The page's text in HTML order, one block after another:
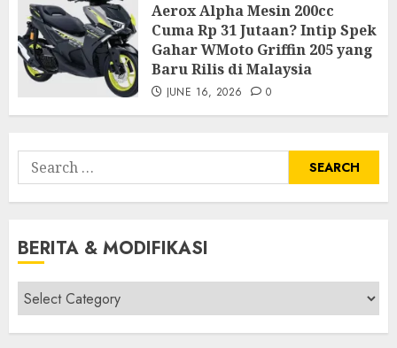
Aerox Alpha Mesin 200cc
Cuma Rp 31 Jutaan? Intip Spek
Gahar WMoto Griffin 205 yang
Baru Rilis di Malaysia
JUNE 16, 2026 0
Search
for:
BERITA & MODIFIKASI
Berita
&
Modifikasi